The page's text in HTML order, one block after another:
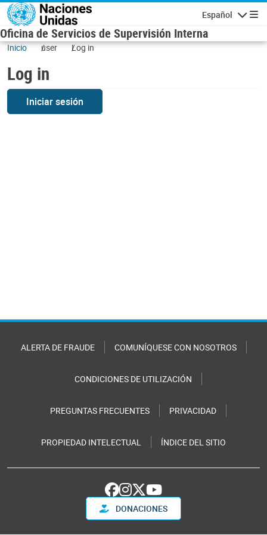
Skip to main content
Español
Oficina de Servicios de Supervisión Interna
Inicio user Log in
Log in
Iniciar sesión
ALERTA DE FRAUDE COMUNÍQUESE CON NOSOTROS
CONDICIONES DE UTILIZACIÓN
PREGUNTAS FRECUENTES PRIVACIDAD
PROPIEDAD INTELECTUAL ÍNDICE DEL SITIO
DONACIONES